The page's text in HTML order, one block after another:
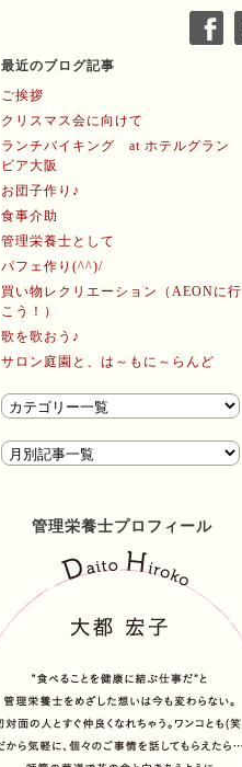
最近のブログ記事
ご挨拶
クリスマス会に向けて
ランチバイキング at ホテルグラン
ビア大阪
お団子作り♪
食事介助
管理栄養士として
パフェ作り(^^)/
買い物レクリエーション（AEONに行
こう！）
歌を歌おう♪
サロン庭園と、は～もに～らんど
管理栄養士プロフィール